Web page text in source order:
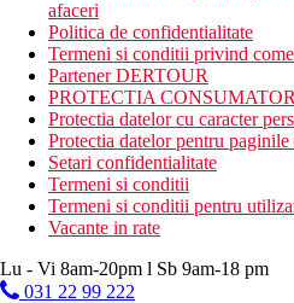
disponibile contra cost,
volei pe plaja, programe
al serii, sala de sport,
pentru copii, 2 piscine
Contra cost: sauna,
tenis, iluminat teren
Mese
Mic dejun (BB) - mic
Demipensiune (HB) -
All Inclusive (AI) - mic
mese, inghetata. Bauturi
sunt disponibile gratuit
Dispune de un restaurant
afaceri
Politica de confidentialitate
Termeni si conditii privind
Partener DERTOUR
PROTECTIA
Protectia datelor cu caracter
Protectia datelor pentru paginile
Setari confidentialitate
Termeni si conditii
Termeni si conditii pentru
Vacante in rate
Lu - Vi 8am-20pm l Sb 9am-18 pm
031 22 99 222